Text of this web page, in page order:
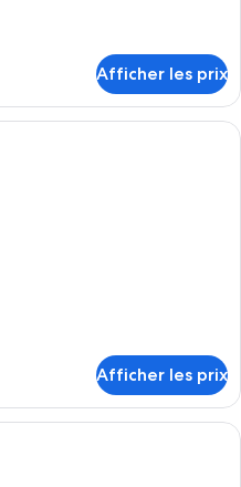
Afficher les prix
Une chambre avec un lit, une
Afficher les prix
Une chambre avec un lit en bois,